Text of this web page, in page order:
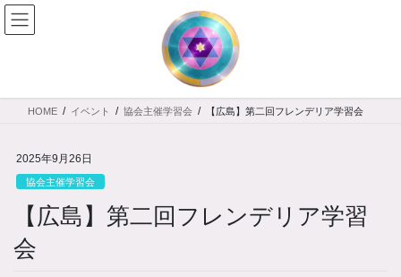
コ
ン
へ
ナ
ビ
ョ
HOME イベント 協会主催学習会 【広島】第二回フレンデリア学習会
2025年9月26日
協会主催学習会
【広島】第二回フレンデリア学習
会